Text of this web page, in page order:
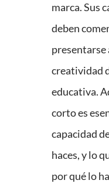
marca. Sus
deben
presentarse
creatividad
educativa.
corto es
capacidad
haces, y lo
por qué lo